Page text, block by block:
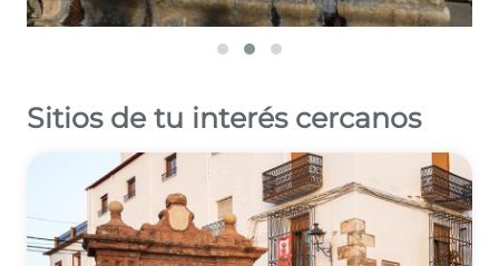
Sitios de tu interés cercanos